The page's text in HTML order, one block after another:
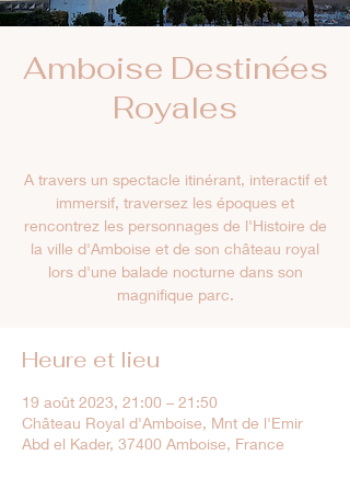
Amboise Destinées
Royales
A travers un spectacle itinérant, interactif et
immersif, traversez les époques et
rencontrez les personnages de l'Histoire de
la ville d'Amboise et de son château royal
lors d'une balade nocturne dans son
magnifique parc.
Heure et lieu
19 août 2023, 21:00 – 21:50
Château Royal d'Amboise, Mnt de l'Emir
Abd el Kader, 37400 Amboise, France